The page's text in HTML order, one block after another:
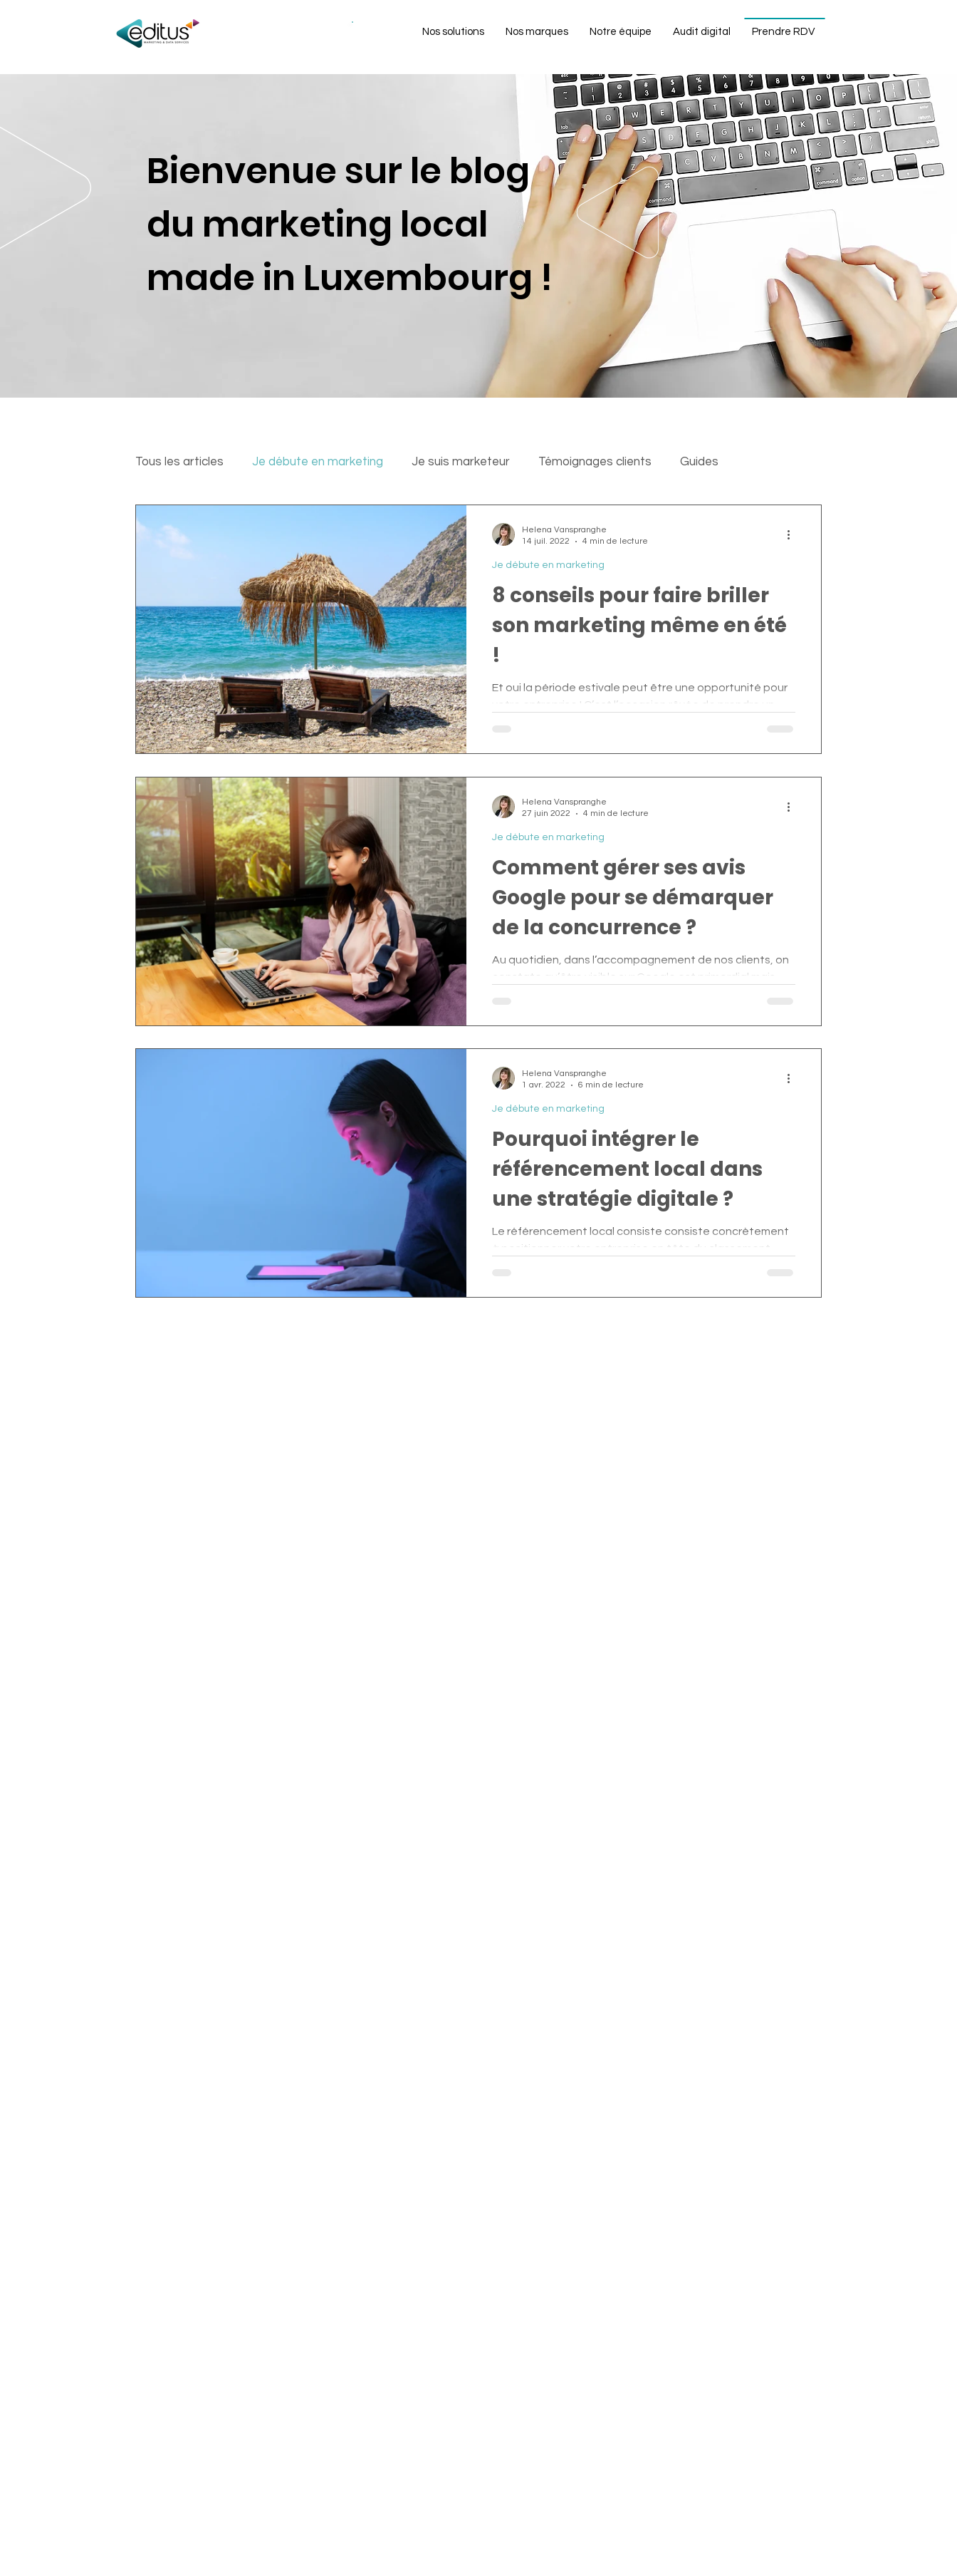
Nos solutions Nos marques Notre équipe Audit digital Prendre RDV
Bienvenue sur le blog
du marketing local
made in Luxembourg !
Tous les articles Je débute en marketing Je suis marketeur Témoignages clients Guides
8 conseils pour faire briller
son marketing même en été
!
Et oui la période estivale peut être une opportunité pour
votre entreprise ! C’est l’occasion rêvée de prendre un
Je débute en marketing
Helena Vanspranghe
14 juil. 2022
4 min de lecture
Comment gérer ses avis
Google pour se démarquer
de la concurrence ?
Au quotidien, dans l’accompagnement de nos clients, on
constate qu’être visible sur Google est primordial mais
Je débute en marketing
Helena Vanspranghe
27 juin 2022
4 min de lecture
Pourquoi intégrer le
référencement local dans
une stratégie digitale ?
Le référencement local consiste consiste concrètement
à positionner votre entreprise en tête du classement
Je débute en marketing
Helena Vanspranghe
1 avr. 2022
6 min de lecture